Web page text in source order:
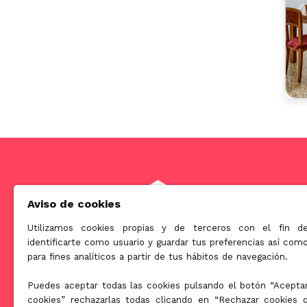
Somos una empresa orientada a ofrecer soluciones
en el mundo de la licuación patrimonial de la tercera edad.
Aviso de cookies
Utilizamos cookies propias y de terceros con el fin
identificarte como usuario y guardar tus preferencias así
para fines analíticos a partir de tus hábitos de navegación.
Puedes aceptar todas las cookies pulsando el botón
cookies” rechazarlas todas clicando en “Rechazar cookies